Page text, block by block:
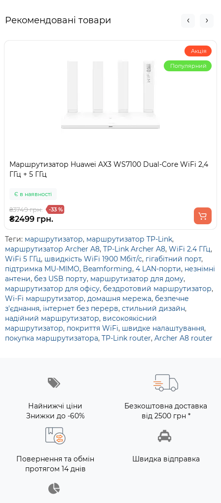
Рекомендовані товари
Акція
Популярний
Маршрутизатор Huawei AX3 WS7100 Dual-Core WiFi 2,4
ГГц + 5 ГГц
Є в наявності
₴3749 грн. -33 %
₴2499 грн.
Теги: маршрутизатор, маршрутизатор TP-Link,
маршрутизатор Archer A8, TP-Link Archer A8, WiFi 2.4 ГГц,
WiFi 5 ГГц, швидкість WiFi 1900 Мбіт/с, гігабітний порт,
підтримка MU-MIMO, Beamforming, 4 LAN-порти, незнімні
антени, без USB порту, маршрутизатор для дому,
маршрутизатор для офісу, бездротовий маршрутизатор,
Wi-Fi маршрутизатор, домашня мережа, безпечне
з'єднання, інтернет без перерв, стильний дизайн,
надійний маршрутизатор, високоякісний
маршрутизатор, покриття WiFi, швидке налаштування,
покупка маршрутизатора, TP-Link router, Archer A8 router
Найнижчі ціни
Знижки до -60%
Безкоштовна доставка
від 2500 грн *
Повернення та обмін
протягом 14 днів
Швидка відправка